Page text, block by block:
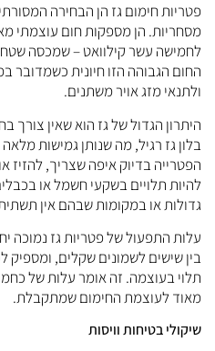
פטריות חימום גז הן הבחירה
מסחריות. הן מספקות חום עוצמתי
לחמישה עשר קילוואט – שמכסה שטח
החום הגבוהה הזו חיונית כשמדובר
ולתנאי מזג אויר משתנים.
היתרון הגדול של גז הוא שאין צורך
בלון גז רגיל, מה שנותן גמישות מלאה
הפטרייה בדיוק איפה שצריך, להזיז
להיות תלויים בשקעי חשמל או
גדולות או במקומות שבהם אין תשתית
עלות התפעול של פטריות גז נמוכה
בין שישים לשמונים שקלים, ומספיק
תלוי בעוצמה. זה אומר עלות של
מאוד לעוצמת החימום שמתקבלת.
שיקולי בטיחות וויסות